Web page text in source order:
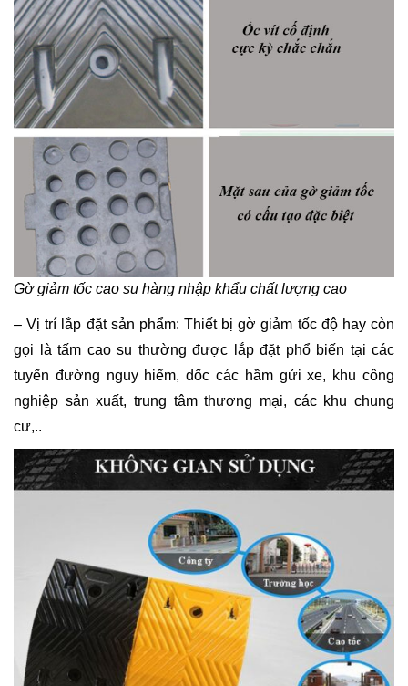
Gờ giảm tốc cao su hàng nhập khẩu chất lượng cao
– Vị trí lắp đặt sản phẩm: Thiết bị gờ giảm tốc độ hay còn
gọi là tấm cao su thường được lắp đặt phổ biến tại các
tuyến đường nguy hiểm, dốc các hầm gửi xe, khu công
nghiệp sản xuất, trung tâm thương mại, các khu chung
cư,..